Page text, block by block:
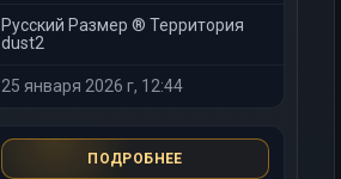
Русский Размер ® Территория
dust2
25 января 2026 г, 12:44
ПОДРОБНЕЕ